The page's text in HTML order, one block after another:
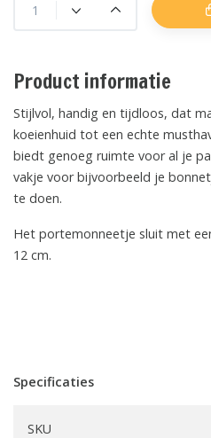
Product informatie
Stijlvol, handig en tijdloos, dat
koeienhuid tot een echte
biedt genoeg ruimte voor al je
vakje voor bijvoorbeeld je
te doen.
Het portemonneetje sluit met
12 cm.
Specificaties
SKU